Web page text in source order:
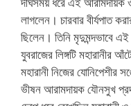
লাগলেন। চারবার বীর্যপাত
ছিলেন। তিনি মৃদুমন্দভাবে
যুবরাজের লিঙ্গটি মহারানীর
মহারানী নিজের যোনিপেশীর
ভীষন আরামদায়ক যৌনসুখ